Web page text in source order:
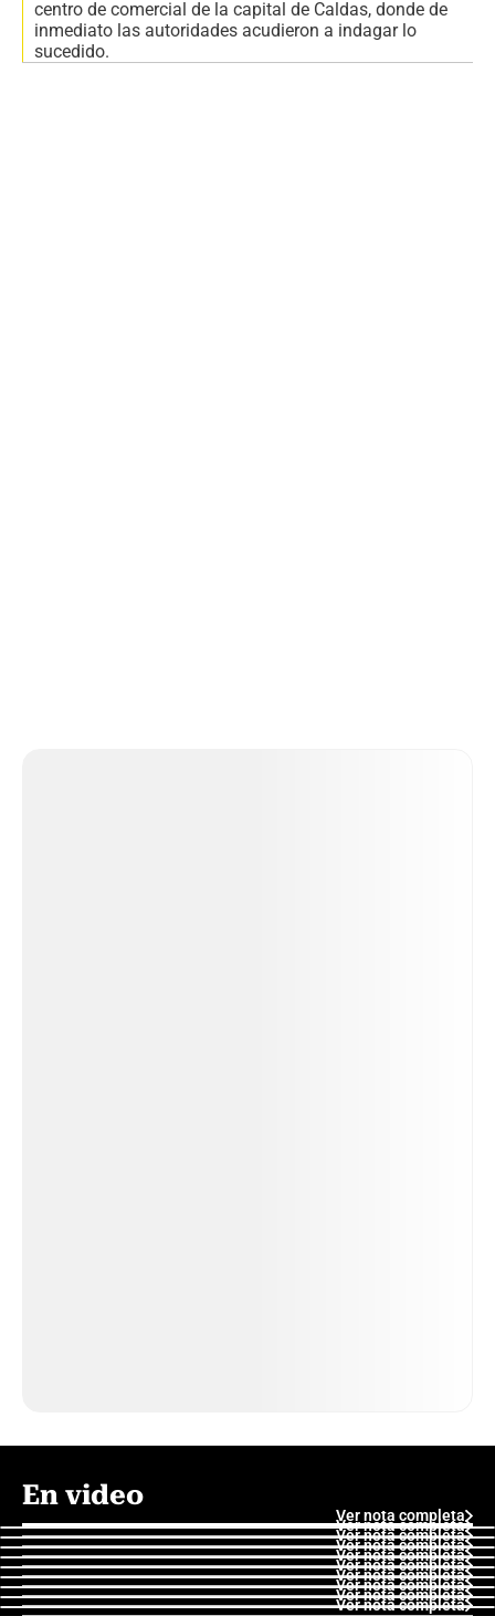
centro de comercial de la capital de Caldas, donde de
inmediato las autoridades acudieron a indagar lo
sucedido.
En video
Ver nota completa
Ver nota completa
Ver nota completa
Ver nota completa
Ver nota completa
Ver nota completa
Ver nota completa
Ver nota completa
Ver nota completa
Ver nota completa